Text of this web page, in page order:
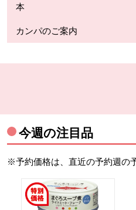
本
カンパのご案内
今週の注目品
※予約価格は、直近の予約週の